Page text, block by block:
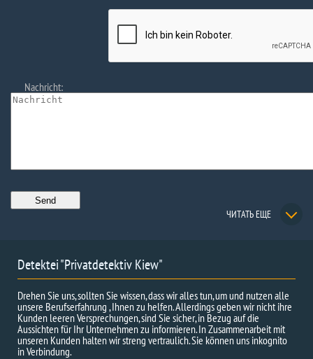
Nachricht:
ЧИТАТЬ ЕЩЕ
Detektei "Privatdetektiv Kiew"
Drehen Sie uns, sollten Sie wissen, dass wir alles tun, um und nutzen alle
unsere Berufserfahrung , Ihnen zu helfen. Allerdings geben wir nicht ihre
Kunden leeren Versprechungen, sind Sie sicher, in Bezug auf die
Aussichten für Ihr Unternehmen zu informieren. In Zusammenarbeit mit
unseren Kunden halten wir streng vertraulich. Sie können uns inkognito
in Verbindung.